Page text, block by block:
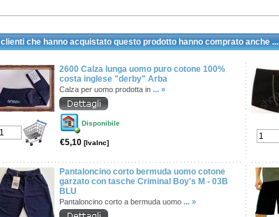
I clienti che hanno acquistato questo prodotto hanno comprato anche ...
2600 Calza lunga uomo puro cotone 100%
costa inglese "derby" Arba
Calza per uomo prodotta in ... »
Disponibile
€5,10 [IvaInc]
Pantaloncino corto bermuda uomo cotone
garzato con tasche Criminal Boy's M - 03B
BLU
Pantaloncino corto a bermuda uomo ... »